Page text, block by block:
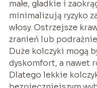
małe, gładkie i
minimalizują ryzyko
włosy. Ostrzejsze
zranień lub
Duże kolczyki mogą
dyskomfort, a nawet
Dlatego lekkie